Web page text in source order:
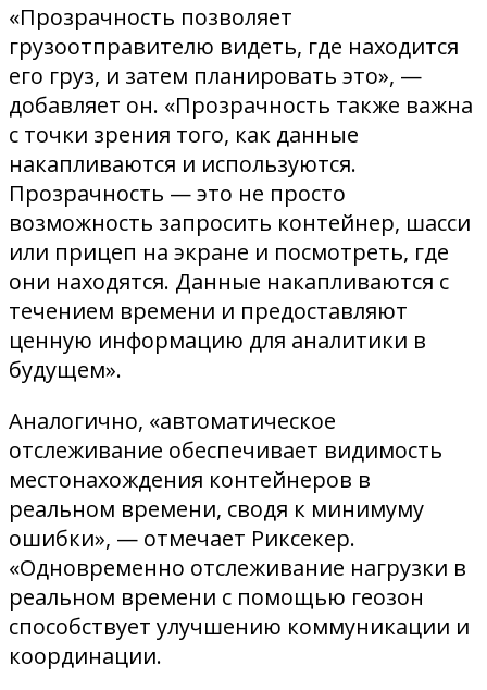
«Прозрачность позволяет
грузоотправителю видеть, где находится
его груз, и затем планировать это», —
добавляет он. «Прозрачность также важна
с точки зрения того, как данные
накапливаются и используются.
Прозрачность — это не просто
возможность запросить контейнер, шасси
или прицеп на экране и посмотреть, где
они находятся. Данные накапливаются с
течением времени и предоставляют
ценную информацию для аналитики в
будущем».
Аналогично, «автоматическое
отслеживание обеспечивает видимость
местонахождения контейнеров в
реальном времени, сводя к минимуму
ошибки», — отмечает Риксекер.
«Одновременно отслеживание нагрузки в
реальном времени с помощью геозон
способствует улучшению коммуникации и
координации.